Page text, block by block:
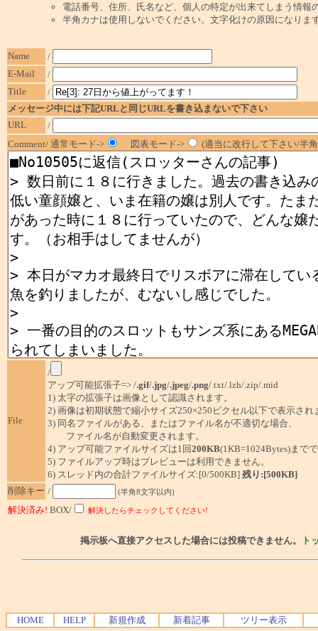
電話番号、住所、氏名など、個人の特定が出来てしまう情報
半角カナは使用しないでください。文字化けの原因になりま
Name
/
E-Mail
/
Title
/
メッセージ中には下記URLと同じURLを書き込まないで下さい
URL
/
Comment/ 通常モード->
図表モード-> (適当に改行して下さい/半
File
/
アップ可能拡張子=> /.gif/.jpg/.jpeg/.png/.txt/.lzh/.zip/.mid
1) 太字の拡張子は画像として認識されます。
2) 画像は初期状態で縮小サイズ250×250ピクセル以下で表示され
3) 同名ファイルがある、またはファイル名が不適切な場合、
ファイル名が自動変更されます。
4) アップ可能ファイルサイズは1回200KB(1KB=1024Bytes)まで
5) ファイルアップ時はプレビューは利用できません。
6) スレッド内の合計ファイルサイズ:[0/500KB] 残り:[500KB]
削除キー / (半角8文字以内)
解決済み! BOX/ 解決したらチェックしてください!
掲示板へ直接アクセスした場合には投稿できません。 ト
HOME HELP 新規作成 新着記事 ツリー表示